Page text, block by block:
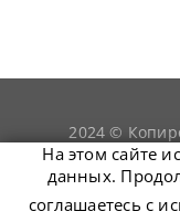
2024 ©
только при
На этом сайте
данных.
соглашаетесь с